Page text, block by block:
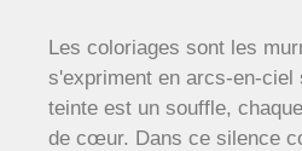
Les coloriages sont les
s'expriment en arcs-en-ciel
teinte est un souffle,
de cœur. Dans ce silence